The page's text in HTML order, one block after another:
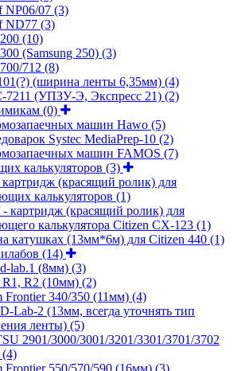
NP06/07 (3)
ND77 (3)
(10)
(Samsung 250) (3)
712 (8)
(ширина ленты 6,35мм) (4)
7211 (УПЗУ-Э, Экспресс 21) (2)
(0)
машин Hawo (5)
Systec MediaPrep-10 (2)
машин FAMOS (7)
калькуляторов (3)
(красящий ролик) для
калькуляторов (1)
картридж (красящий ролик) для
калькулятора Citizen CX-123 (1)
катушках (13мм*6м) для Citizen 440 (1)
(14)
lab.1 (8мм) (3)
R2 (10мм) (2)
Frontier 340/350 (11мм) (4)
Lab-2 (13мм, всегда уточнять тип
ленты) (5)
2901/3000/3001/3201/3301/3701/3702
(4)
Frontier 550/570/590 (16мм) (3)